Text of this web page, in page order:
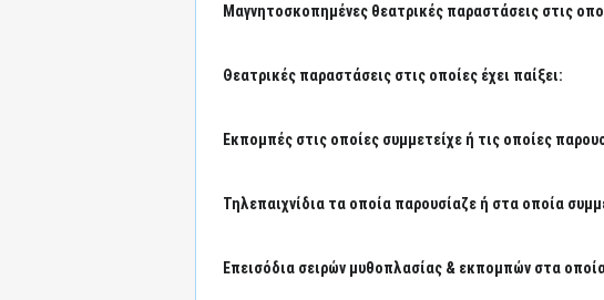
Μαγνητοσκοπημένες θεατρικές παραστάσεις στις
Θεατρικές παραστάσεις στις οποίες έχει παίξει:
Εκπομπές στις οποίες συμμετείχε ή τις οποίες
Τηλεπαιχνίδια τα οποία παρουσίαζε ή στα οποία
Επεισόδια σειρών μυθοπλασίας & εκπομπών στα